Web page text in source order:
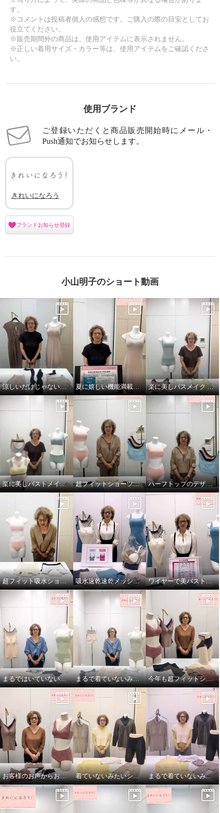
きれいになろう！ ナノファイン
１００加工 モダール混ベア天竺
超フィットショーツ “ソフトバー
ジョン” ４枚セット
クレアセット ３Ｌ
¥0
１００加工 モダール混ベア天竺
ジョン” ４枚セット
クレアセット ４Ｌ
す。
※コメントは投稿者個人の感想です。ご購入の際の目安としてお
役立てください。
※販売期間外の商品は、使用アイテムに表示されません。
※正しい着用サイズ・カラー等は、使用アイテムをご確認くださ
い。
使用ブランド
ご登録いただくと商品販売開始時にメール・
Push通知でお知らせします。
きれいになろう
ブランドお知らせ登録
小山明子のショート動画
涼しいだけじゃない！小山のこだわり 夏に嬉しい機能満載！プンギインギョンシリ ーズ 楽に美しバスメイク ＜素材編＞
楽に美しバストメイク＜パターン編＞ 超フィットショーツソフトバージョン！ ハーフトップのデザインがリニューアル！
超フィット吸水ショーツ 吸水速乾速乾メッシュ ワイヤーで美バストメイク ブラキャミ ワイヤーで美バストメイクシリーズ サイズの選び方
まるではいていないみたい！超のびのび吸水速乾付きショーツ まるで着ていないみたい！超のびのび吸水速乾 付きカップ付きタンクトップ 今年も超フィットショーツしっかりバージョン！
お客様のお声からお作りしたブラとブラキャミです！ 着ていないみたいシリーズ！超のびのび秋冬バージョン まるで着ていないみたい！でもおしゃれ！